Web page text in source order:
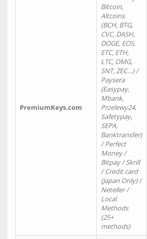
PremiumKeys.com
Bitcoin,
Altcoins
(BCH, BTG,
CVC, DASH,
DOGE, EOS,
ETC, ETH,
LTC, OMG,
SNT, ZEC…) /
Paysera
(Easypay,
Mbank,
Przelewy24,
Safetypay,
SEPA,
Banktransfer)
/ Perfect
Money /
Bitpay / Skrill
/ Credit card
(Japan Only) /
Neteller /
Local
Methods
(25+
methods)